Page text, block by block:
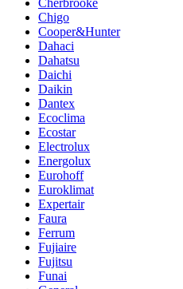
Cherbrooke
Chigo
Cooper&Hunter
Dahaci
Dahatsu
Daichi
Daikin
Dantex
Ecoclima
Ecostar
Electrolux
Energolux
Eurohoff
Euroklimat
Expertair
Faura
Ferrum
Fujiaire
Fujitsu
Funai